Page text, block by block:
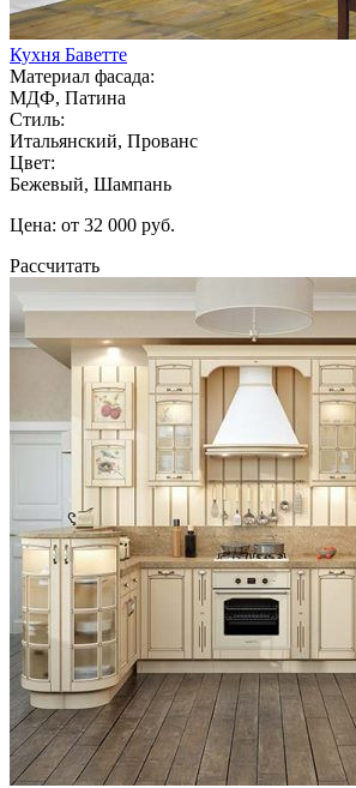
Кухня Баветте
Материал фасада:
МДФ, Патина
Стиль:
Итальянский, Прованс
Цвет:
Бежевый, Шампань
Цена: от 32 000 руб.
Рассчитать